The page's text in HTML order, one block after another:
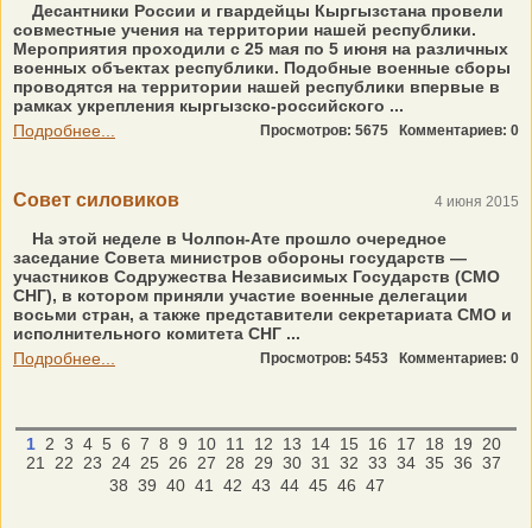
Десантники России и гвардейцы Кыргызстана провели
совместные учения на территории нашей республики.
Мероприятия проходили с 25 мая по 5 июня на различных
военных объектах республики. Подобные военные сборы
проводятся на территории нашей республики впервые в
рамках укрепления кыргызско-российского ...
Подробнее...
Просмотров: 5675 Комментариев: 0
Совет силовиков 4 июня 2015
На этой неделе в Чолпон-Ате прошло очередное
заседание Совета министров обороны государств —
участников Содружества Независимых Государств (СМО
СНГ), в котором приняли участие военные делегации
восьми стран, а также представители секретариата СМО и
исполнительного комитета СНГ ...
Подробнее...
Просмотров: 5453 Комментариев: 0
1 2 3 4 5 6 7 8 9 10 11 12 13 14 15 16 17 18 19
20
21
22 23 24 25 26 27 28 29 30 31 32 33 34 35 36 37
38 39 40 41 42 43 44 45 46 47